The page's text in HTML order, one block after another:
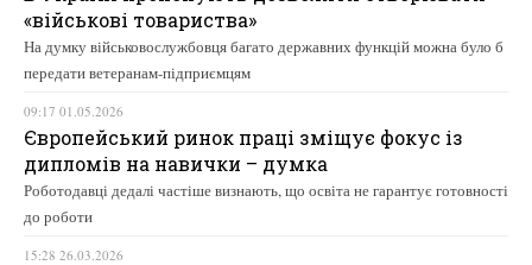
«військові товариства»
На думку військовослужбовця багато державних функцій можна було б
передати ветеранам-підприємцям
09:17 01.05.2026
Європейський ринок праці зміщує фокус із
дипломів на навички – думка
Роботодавці дедалі частіше визнають, що освіта не гарантує готовності
до роботи
15:28 26.03.2026